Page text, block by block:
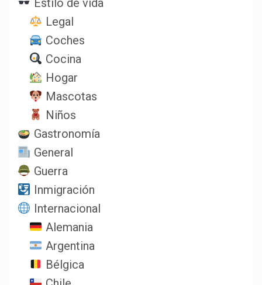
Legal
Coches
Cocina
Hogar
Mascotas
Niños
Gastronomía
General
Guerra
Inmigración
Internacional
Alemania
Argentina
Bélgica